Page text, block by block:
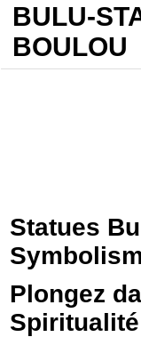
BULU-
BOULOU
Statues
Plongez